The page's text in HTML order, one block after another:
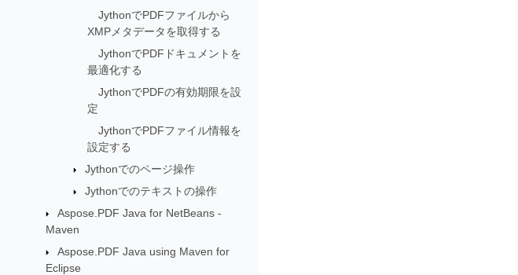
JythonでPDFファイルから
XMPメタデータを取得する
JythonでPDFドキュメントを
最適化する
JythonでPDFの有効期限を設
定
JythonでPDFファイル情報を
設定する
Jythonでのページ操作
Jythonでのテキストの操作
Aspose.PDF Java for NetBeans -
Maven
Aspose.PDF Java using Maven for
Eclipse